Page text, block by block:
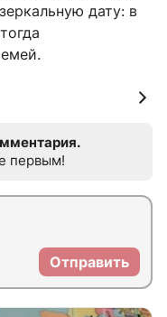
дату: в
первым!
Отправить